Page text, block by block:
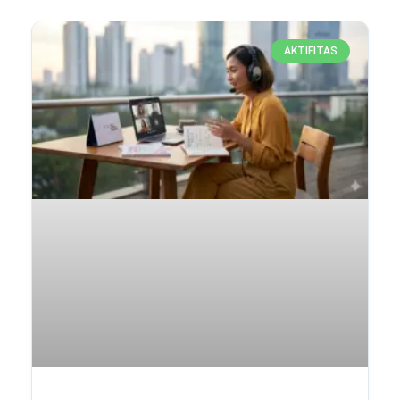
AKTIFITAS